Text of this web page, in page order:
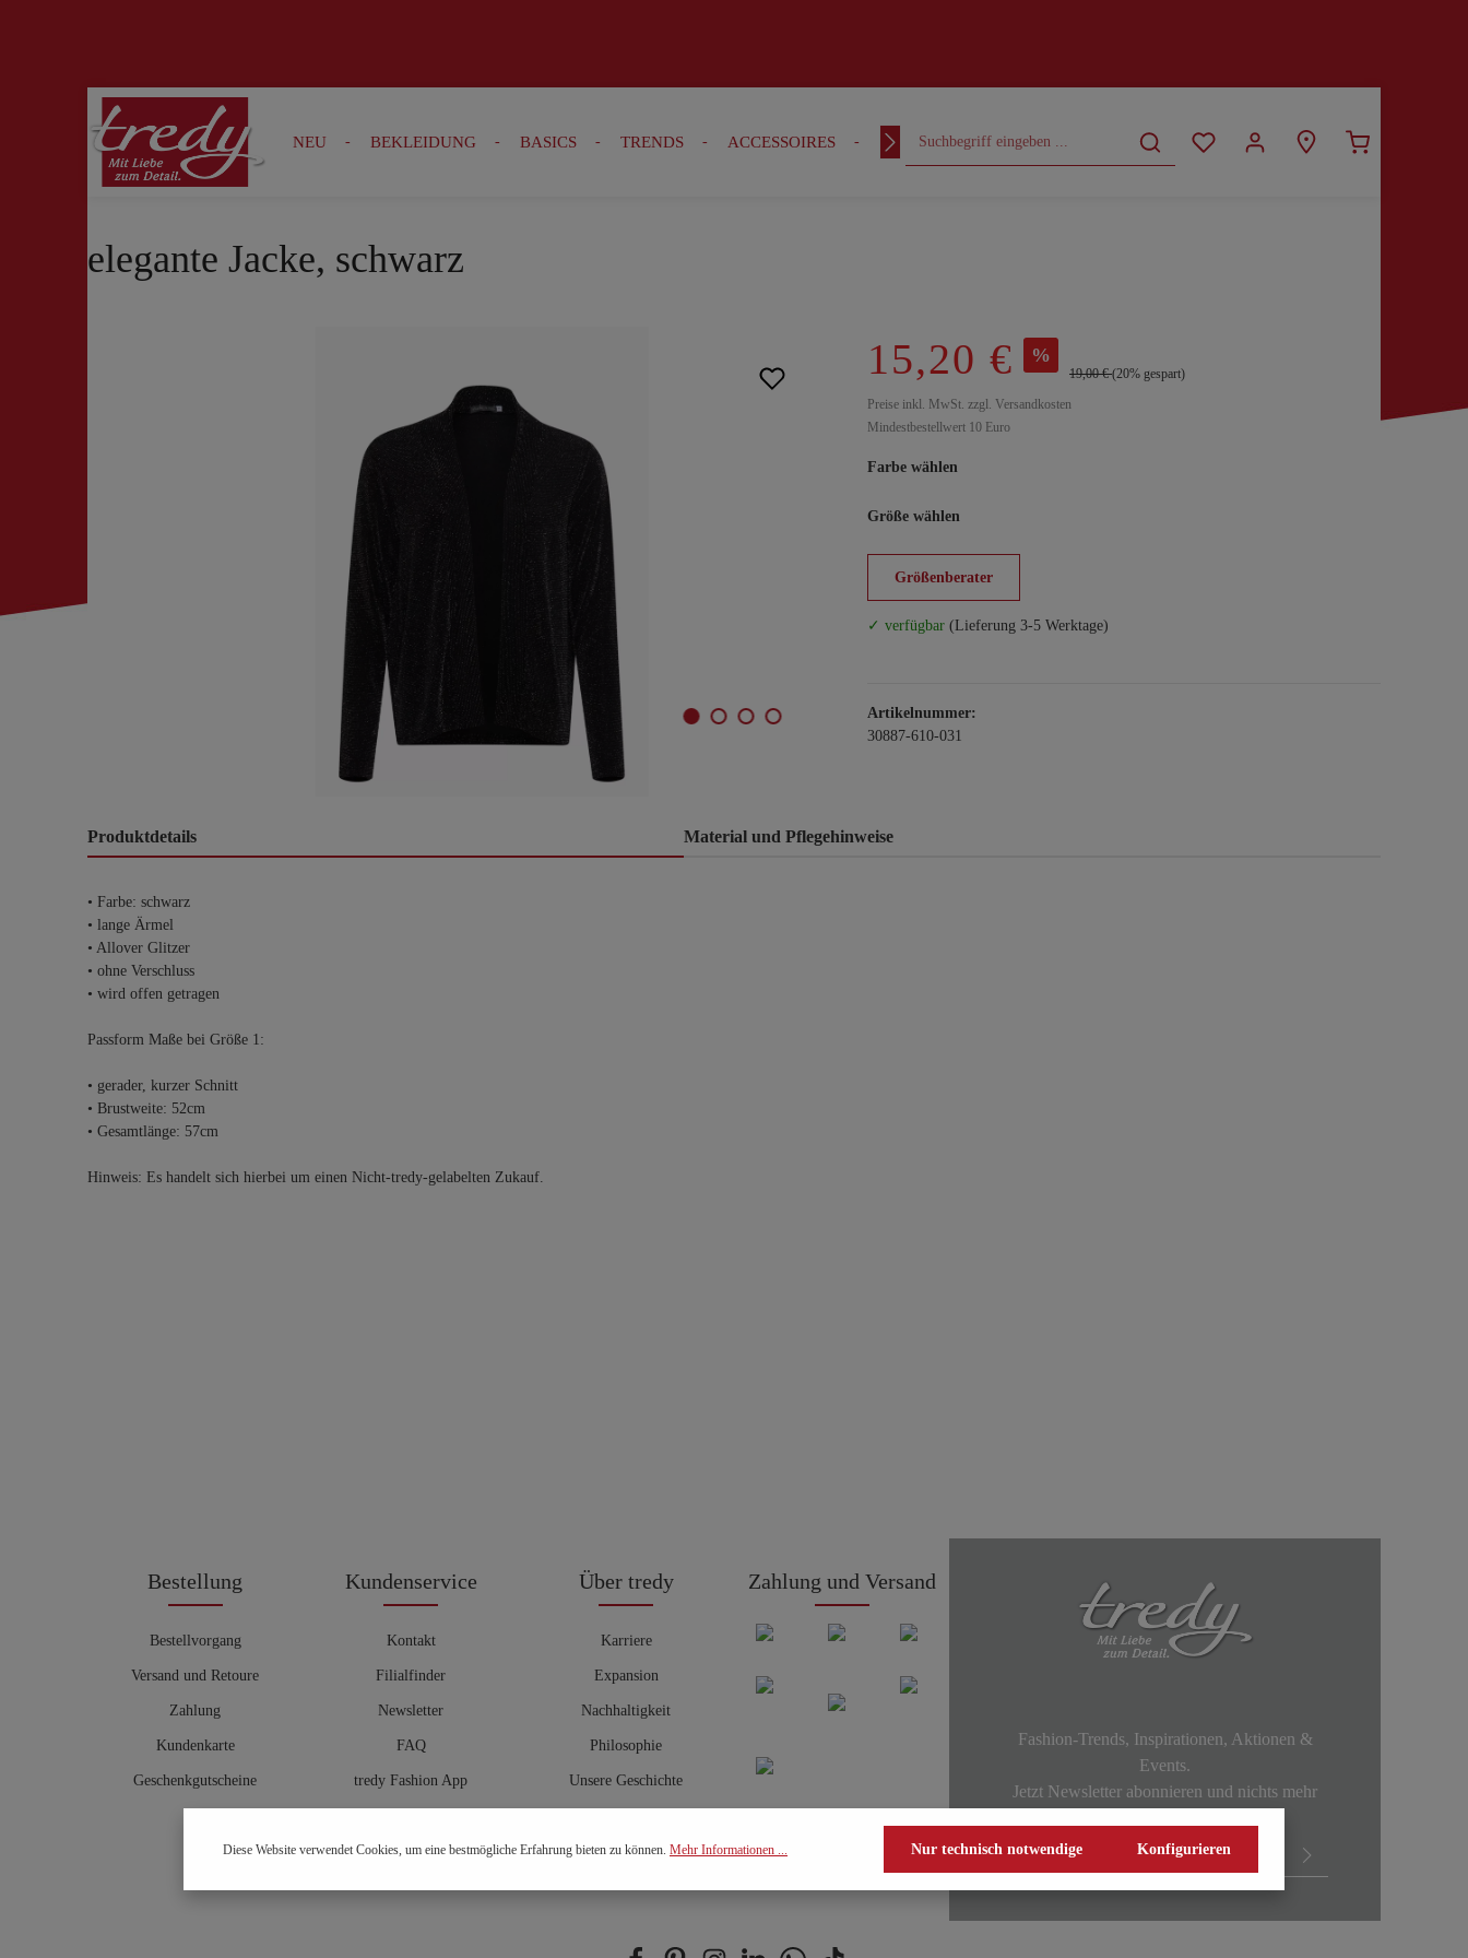
Zur Suche springen Zur Hauptnavigation springen
NEU BEKLEIDUNG BASICS TRENDS ACCESSOIRES OUTFITS CURVY
elegante Jacke, schwarz
15,20 € %
19,00 €(20% gespart)
Preise inkl. MwSt. zzgl. Versandkosten
Mindestbestellwert 10 Euro
Farbe wählen
Größe wählen
Größenberater
✓ verfügbar (Lieferung 3-5 Werktage)
Artikelnummer:
30887-610-031
Produktdetails Material und Pflegehinweise
• Farbe: schwarz
• lange Ärmel
• Allover Glitzer
• ohne Verschluss
• wird offen getragen
Passform Maße bei Größe 1:
• gerader, kurzer Schnitt
• Brustweite: 52cm
• Gesamtlänge: 57cm
Hinweis: Es handelt sich hierbei um einen Nicht-tredy-gelabelten Zukauf.
Bestellung
Bestellvorgang
Versand und Retoure
Zahlung
Kundenkarte
Geschenkgutscheine
Kundenservice
Kontakt
Filialfinder
Newsletter
FAQ
tredy Fashion App
Hosenberater
Über tredy
Karriere
Expansion
Nachhaltigkeit
Philosophie
Unsere Geschichte
Zahlung und Versand
Fashion-Trends, Inspirationen, Aktionen &
Events.
Jetzt Newsletter abonnieren und nichts mehr
Diese Website verwendet Cookies, um eine bestmögliche Erfahrung bieten zu können. Mehr Informationen ... Nur technisch notwendige Konfigurieren